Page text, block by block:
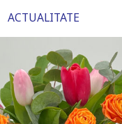
ACTUALITATE